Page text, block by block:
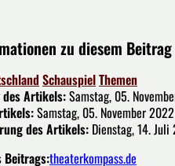
zu diesem Beitrag
SchauspielThemen
Artikels:Samstag, 05.
Samstag, 05. November
des Artikels: Dienstag, 14.
Beitrags:theaterkompass.de